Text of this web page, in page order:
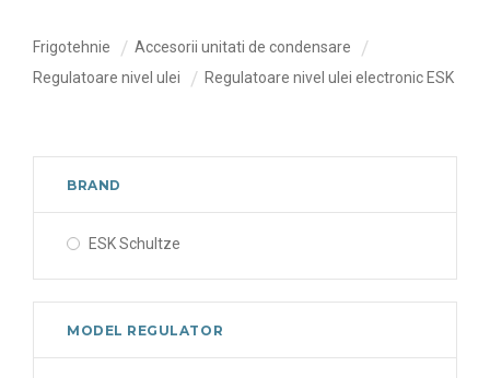
Frigotehnie
Accesorii unitati de condensare
Regulatoare nivel ulei
Regulatoare nivel ulei electronic ESK
BRAND
ESK Schultze
MODEL REGULATOR